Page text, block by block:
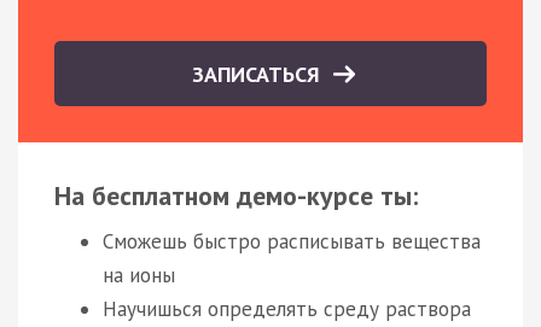
ЗАПИСАТЬСЯ
На бесплатном демо-курсе ты:
Сможешь быстро расписывать вещества
на ионы
Научишься определять среду раствора